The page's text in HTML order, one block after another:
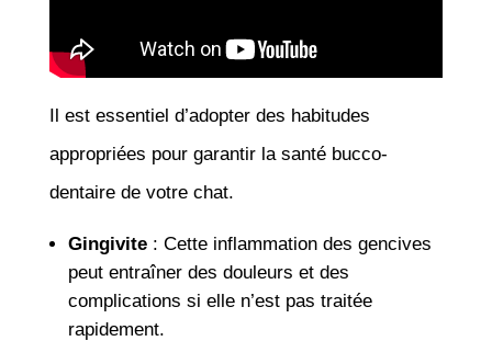
Il est essentiel d’adopter des habitudes
appropriées pour garantir la santé bucco-
dentaire de votre chat.
Gingivite: Cette inflammation des gencives
peut entraîner des douleurs et des
complications si elle n’est pas traitée
rapidement.